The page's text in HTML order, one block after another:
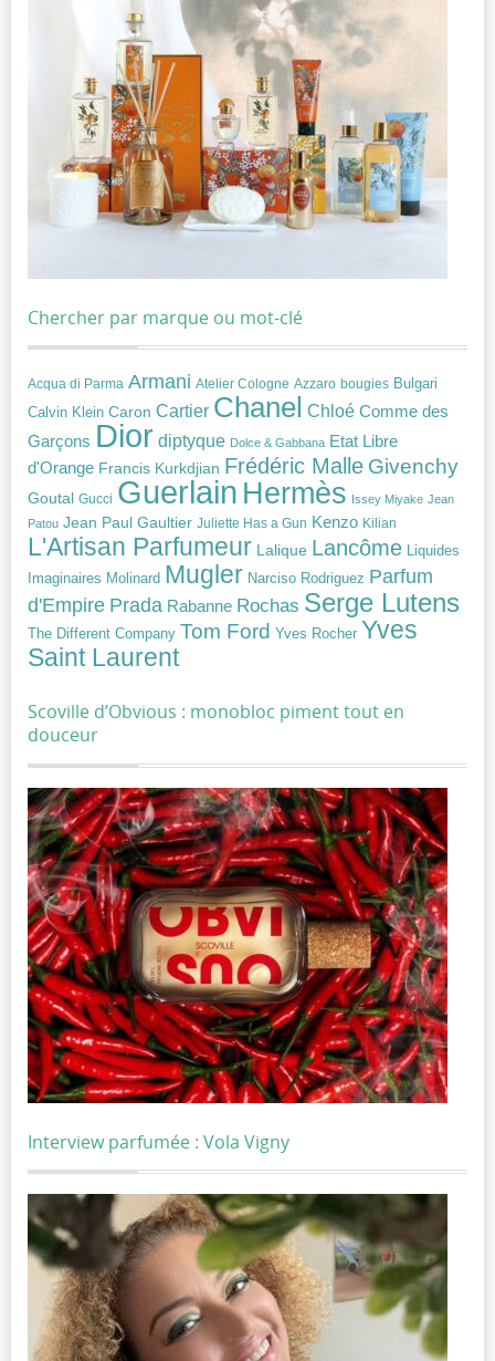
Chercher par marque ou mot-clé
Acqua di Parma Armani Atelier Cologne Azzaro bougies Bulgari
Calvin Klein Caron Cartier Chanel Chloé Comme des
Garçons Dior diptyque Dolce & Gabbana Etat Libre
d'Orange Francis Kurkdjian Frédéric Malle Givenchy
Goutal Gucci Guerlain Hermès Issey Miyake Jean
Patou Jean Paul Gaultier Juliette Has a Gun Kenzo Kilian
L'Artisan Parfumeur Lalique Lancôme Liquides
Imaginaires Molinard Mugler Narciso Rodriguez Parfum
d'Empire Prada Rabanne Rochas Serge Lutens
The Different Company Tom Ford Yves Rocher Yves
Saint Laurent
Scoville d’Obvious : monobloc piment tout en
douceur
Interview parfumée : Vola Vigny